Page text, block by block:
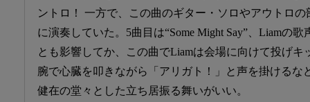
ントロ！ 一方で、この曲のギター・ソロやアウトロ
に演奏していた。5曲目は“Some Might Say”、Liamの
とも影響してか、この曲でLiamは会場に向けて投げ
腕で心臓を叩きながら「アリガト！」と声を掛けるな
健在の堂々とした立ち居振る舞いがいい。